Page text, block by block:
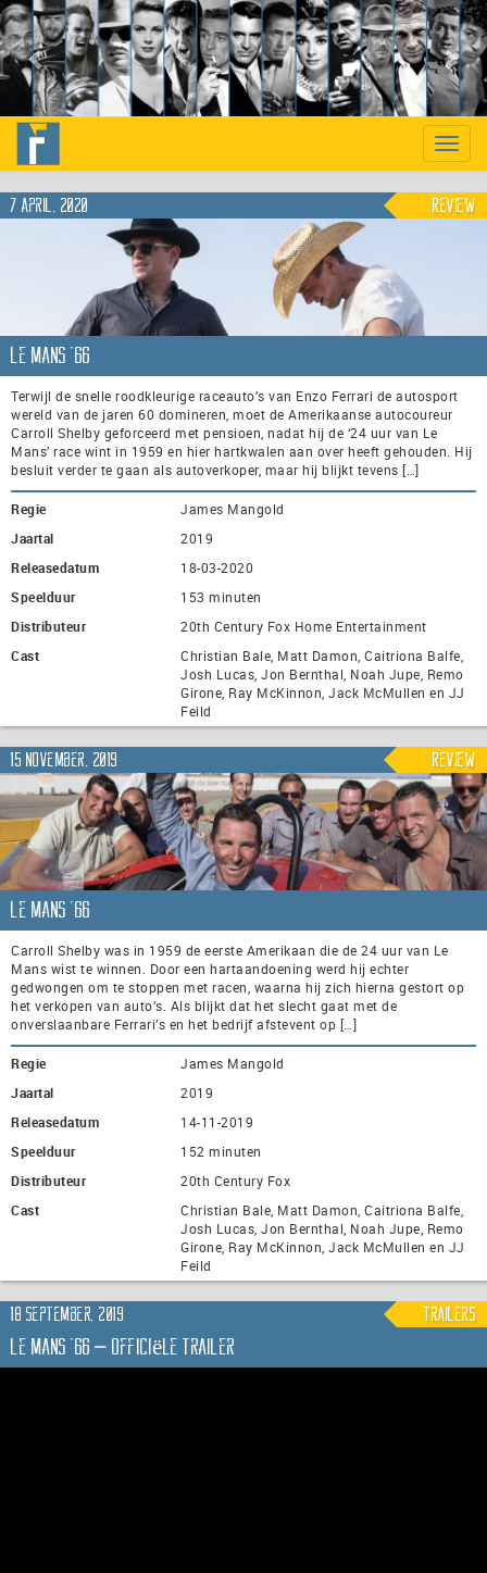
Previous
Toggle
7 april, 2020 Review
Le Mans ’66
Terwijl de snelle roodkleurige raceauto’s van Enzo Ferrari de autosport
wereld van de jaren 60 domineren, moet de Amerikaanse autocoureur
Carroll Shelby geforceerd met pensioen, nadat hij de ‘24 uur van Le
Mans’ race wint in 1959 en hier hartkwalen aan over heeft gehouden. Hij
besluit verder te gaan als autoverkoper, maar hij blijkt tevens […]
Regie
James Mangold
Jaartal
2019
Releasedatum
18-03-2020
Speelduur
153 minuten
Distributeur
20th Century Fox Home Entertainment
Cast
Christian Bale, Matt Damon, Caitriona Balfe,
Josh Lucas, Jon Bernthal, Noah Jupe, Remo
Girone, Ray McKinnon, Jack McMullen en JJ
Feild
15 november, 2019 Review
Le Mans ‘66
Carroll Shelby was in 1959 de eerste Amerikaan die de 24 uur van Le
Mans wist te winnen. Door een hartaandoening werd hij echter
gedwongen om te stoppen met racen, waarna hij zich hierna gestort op
het verkopen van auto’s. Als blijkt dat het slecht gaat met de
onverslaanbare Ferrari’s en het bedrijf afstevent op […]
Regie
James Mangold
Jaartal
2019
Releasedatum
14-11-2019
Speelduur
152 minuten
Distributeur
20th Century Fox
Cast
Christian Bale, Matt Damon, Caitriona Balfe,
Josh Lucas, Jon Bernthal, Noah Jupe, Remo
Girone, Ray McKinnon, Jack McMullen en JJ
Feild
18 september, 2019 trailers
Le Mans ’66 – Officiële trailer